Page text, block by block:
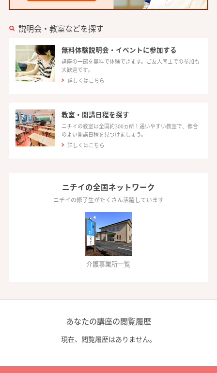
説明会・教室などを探す
無料体験説明会・イベントに参加する
講座の一部を無料で体験できます。ご友人同士での参加も
大歓迎です。
詳しくはこちら
教室・開講日程を探す
ニチイの教室は全国約300ヵ所！通いやすい教室で、都合
のよい開講日程を見つけましょう。
詳しくはこちら
ニチイの全国ネットワーク
ニチイの修了生がたくさん活躍しています
介護事業所一覧
あなたの講座の閲覧履歴
現在、閲覧履歴はありません。